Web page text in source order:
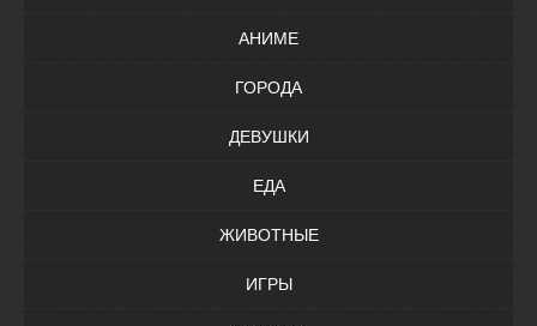
АНИМЕ
ГОРОДА
ДЕВУШКИ
ЕДА
ЖИВОТНЫЕ
ИГРЫ